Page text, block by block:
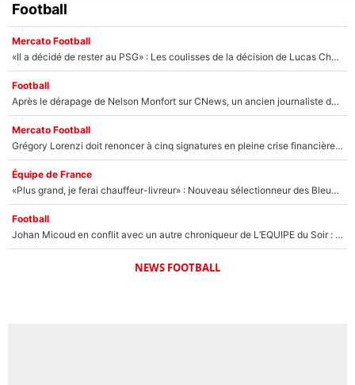
Football
Mercato Football
«Il a décidé de rester au PSG» : Les coulisses de la décision de Lucas Chevalier pour son transfert
Football
Après le dérapage de Nelson Monfort sur CNews, un ancien journaliste de France Télévisions relance la polémique sur les incendies en Gironde
Mercato Football
Grégory Lorenzi doit renoncer à cinq signatures en pleine crise financière : L’IA propose sept noms à l’OM pour un mercato réussi... à seulement 5M€ !
Équipe de France
«Plus grand, je ferai chauffeur-livreur» : Nouveau sélectionneur des Bleus, Zinédine Zidane s’était imaginé un avenir très différent lorsqu'il était enfant
Football
Johan Micoud en conflit avec un autre chroniqueur de L’EQUIPE du Soir : «Pendant un moment, je ne les ai pas remis ensemble dans l'émission»
NEWS FOOTBALL